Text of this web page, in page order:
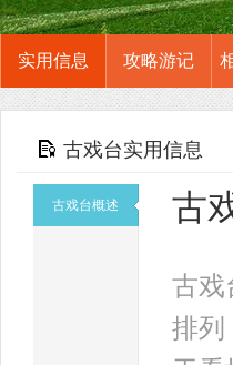
实用信息 攻略游记
古戏台实用信息
古戏台概述 古
古戏
排列